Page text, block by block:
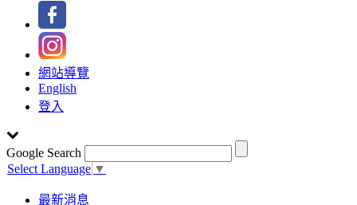
網站導覽
English
登入
Google Search
Select Language ▼
Toggle最新消息